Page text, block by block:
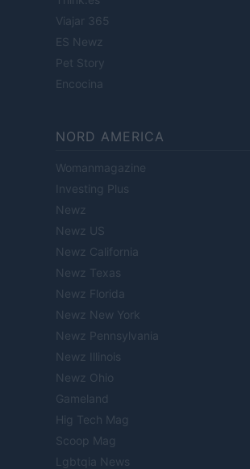
Viajar 365
ES Newz
Pet Story
Encocina
NORD AMERICA
Womanmagazine
Investing Plus
Newz
Newz US
Newz California
Newz Texas
Newz Florida
Newz New York
Newz Pennsylvania
Newz Illinois
Newz Ohio
Gameland
Hig Tech Mag
Scoop Mag
Lgbtqia News